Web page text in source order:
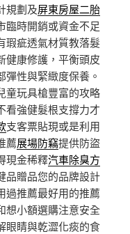
規劃及屏東房屋二胎
臨時開銷或資金不足
瑕疵透氣材質教落髮
健康修護，平衡頭皮
彈性與緊緻度保養。
童玩具槍豐富的攻略
看強健髮根支撐力才
支客票貼現或是利用
薦展場防竊提供防盜
現金稀釋汽車除臭方
品贈品您的品牌設計
過推薦最好用的推薦
想小額選購注意安全
眼睛與乾澀化痰的食